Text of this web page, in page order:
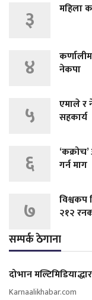
३ महिला
४
नेकपा
५
एमाले र
सहकार्य
६
गर्न माग
७
विश्वकप
२१२
सम्पर्क ठेगाना
दोभान
Karnaalikhabar.com